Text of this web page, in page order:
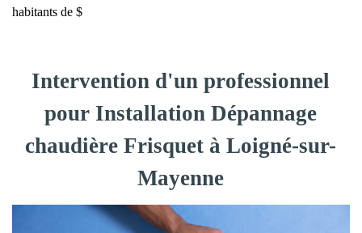
habitants de $
Intervention d'un professionnel
pour Installation Dépannage
chaudière Frisquet à Loigné-sur-
Mayenne